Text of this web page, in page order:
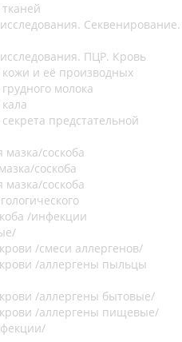
Секвенирование.
ПЦР. Кровь
и её производных
молока
предстательной
мазка/соскоба
соскоба
мазка/соскоба
/инфекции
/смеси аллергенов/
/аллергены пыльцы
/аллергены бытовые/
крови /аллергены пищевые/